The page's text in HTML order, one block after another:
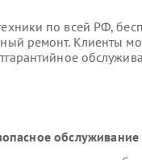
по всей РФ,
ремонт. Клиенты